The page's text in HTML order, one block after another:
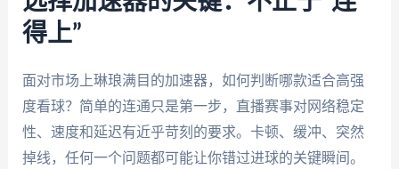
得上”
面对市场上琳琅满目的加速器，如何判断哪款适合高强
度看球？简单的连通只是第一步，直播赛事对网络稳定
性、速度和延迟有近乎苛刻的要求。卡顿、缓冲、突然
掉线，任何一个问题都可能让你错过进球的关键瞬间。